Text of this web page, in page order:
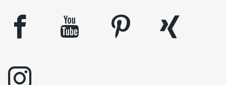
facebook youtube pinterest
xing
instagram